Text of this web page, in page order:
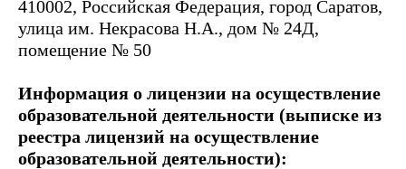
410002, Российская Федерация, город Саратов,
улица им. Некрасова Н.А., дом № 24Д,
помещение № 50
Информация о лицензии на осуществление
образовательной деятельности (выписке из
реестра лицензий на осуществление
образовательной деятельности):